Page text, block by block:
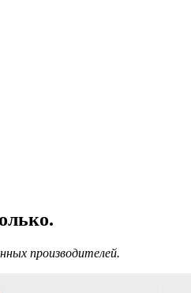
производителей.